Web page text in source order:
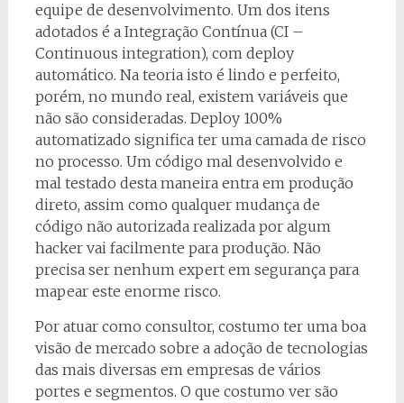
equipe de desenvolvimento. Um dos itens
adotados é a Integração Contínua (CI –
Continuous integration), com deploy
automático. Na teoria isto é lindo e perfeito,
porém, no mundo real, existem variáveis que
não são consideradas. Deploy 100%
automatizado significa ter uma camada de risco
no processo. Um código mal desenvolvido e
mal testado desta maneira entra em produção
direto, assim como qualquer mudança de
código não autorizada realizada por algum
hacker vai facilmente para produção. Não
precisa ser nenhum expert em segurança para
mapear este enorme risco.
Por atuar como consultor, costumo ter uma boa
visão de mercado sobre a adoção de tecnologias
das mais diversas em empresas de vários
portes e segmentos. O que costumo ver são